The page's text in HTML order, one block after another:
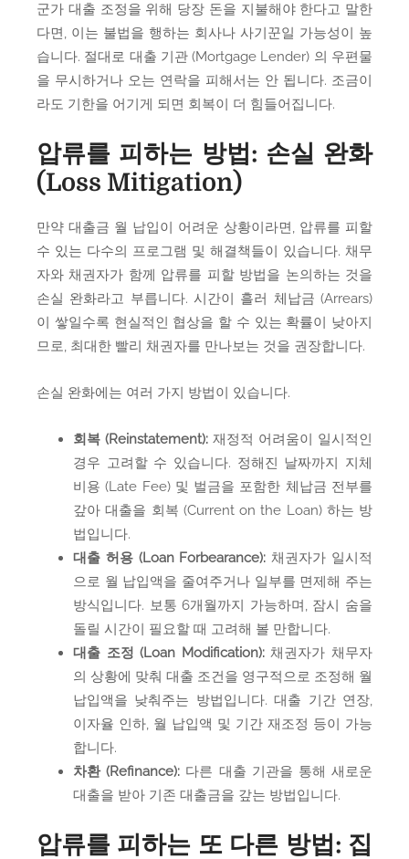
군가 대출 조정을 위해 당장 돈을 지불해야 한다고 말한
다면, 이는 불법을 행하는 회사나 사기꾼일 가능성이 높
습니다. 절대로 대출 기관 (Mortgage Lender) 의 우편물
을 무시하거나 오는 연락을 피해서는 안 됩니다. 조금이
라도 기한을 어기게 되면 회복이 더 힘들어집니다.
압류를 피하는 방법: 손실 완화
(Loss Mitigation)
만약 대출금 월 납입이 어려운 상황이라면, 압류를 피할
수 있는 다수의 프로그램 및 해결책들이 있습니다. 채무
자와 채권자가 함께 압류를 피할 방법을 논의하는 것을
손실 완화라고 부릅니다. 시간이 흘러 체납금 (Arrears)
이 쌓일수록 현실적인 협상을 할 수 있는 확률이 낮아지
므로, 최대한 빨리 채권자를 만나보는 것을 권장합니다.
손실 완화에는 여러 가지 방법이 있습니다.
회복 (Reinstatement): 재정적 어려움이 일시적인
경우 고려할 수 있습니다. 정해진 날짜까지 지체
비용 (Late Fee) 및 벌금을 포함한 체납금 전부를
갚아 대출을 회복 (Current on the Loan) 하는 방
법입니다.
대출 허용 (Loan Forbearance): 채권자가 일시적
으로 월 납입액을 줄여주거나 일부를 면제해 주는
방식입니다. 보통 6개월까지 가능하며, 잠시 숨을
돌릴 시간이 필요할 때 고려해 볼 만합니다.
대출 조정 (Loan Modification):채권자가 채무자
의 상황에 맞춰 대출 조건을 영구적으로 조정해 월
납입액을 낮춰주는 방법입니다. 대출 기간 연장,
이자율 인하, 월 납입액 및 기간 재조정 등이 가능
합니다.
차환 (Refinance): 다른 대출 기관을 통해 새로운
대출을 받아 기존 대출금을 갚는 방법입니다.
압류를 피하는 또 다른 방법: 집